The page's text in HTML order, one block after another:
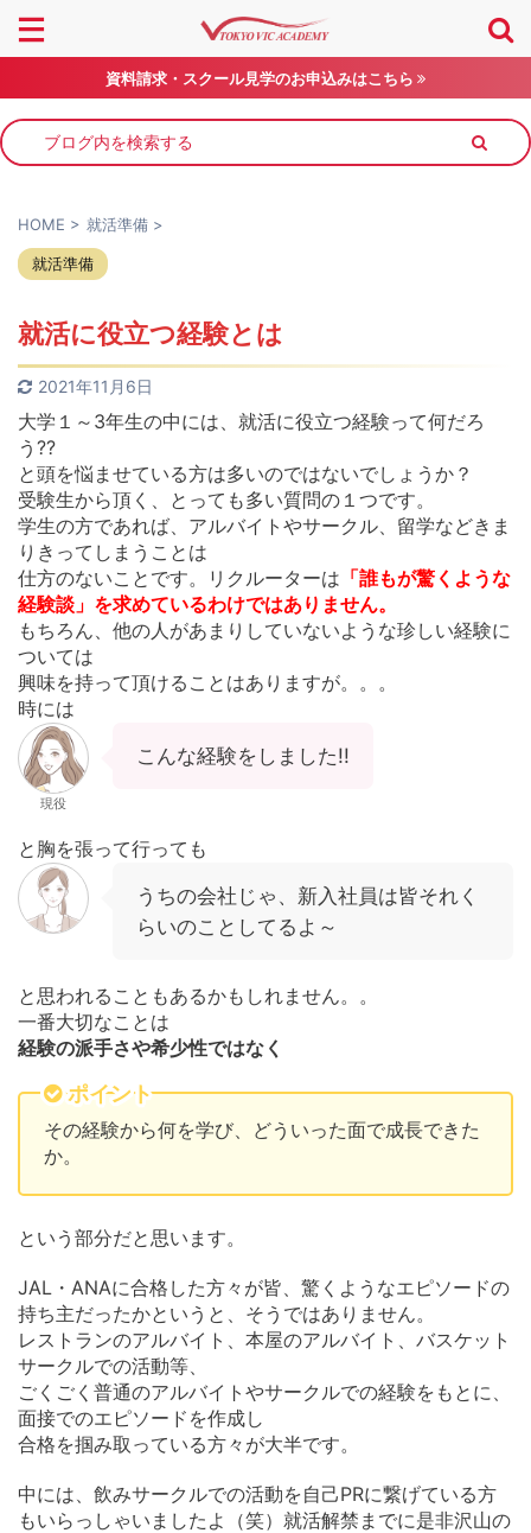
資料請求・スクール見学のお申込みはこちら
HOME > 就活準備 >
就活準備
就活に役立つ経験とは
2021年11月6日
大学１～3年生の中には、就活に役立つ経験って何だろ
う??
と頭を悩ませている方は多いのではないでしょうか？
受験生から頂く、とっても多い質問の１つです。
学生の方であれば、アルバイトやサークル、留学などきま
りきってしまうことは
仕方のないことです。リクルーターは 「誰もが驚くような
経験談」を求めているわけではありません。
もちろん、他の人があまりしていないような珍しい経験に
ついては
興味を持って頂けることはありますが。。。
時には
現役
こんな経験をしました!!
と胸を張って行っても
うちの会社じゃ、新入社員は皆それく
らいのことしてるよ～
と思われることもあるかもしれません。。
一番大切なことは
経験の派手さや希少性ではなく
ポイント
その経験から何を学び、どういった面で成長できた
か。
という部分だと思います。
JAL・ANAに合格した方々が皆、驚くようなエピソードの
持ち主だったかというと、そうではありません。
レストランのアルバイト、本屋のアルバイト、バスケット
サークルでの活動等、
ごくごく普通のアルバイトやサークルでの経験をもとに、
面接でのエピソードを作成し
合格を掴み取っている方々が大半です。
中には、飲みサークルでの活動を自己PRに繋げている方
もいらっしゃいましたよ（笑）就活解禁までに是非沢山の